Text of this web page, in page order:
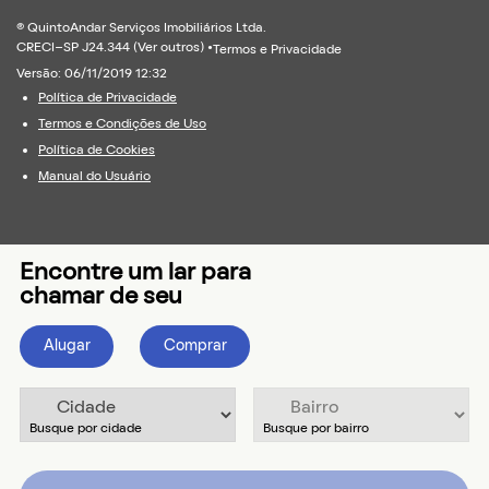
® QuintoAndar Serviços Imobiliários Ltda.
CRECI-SP J24.344 (Ver outros ) • Termos e Privacidade
Versão: 06/11/2019 12:32
Política de Privacidade
Termos e Condições de Uso
Política de Cookies
Manual do Usuário
Encontre um lar para
chamar de seu
Alugar Comprar